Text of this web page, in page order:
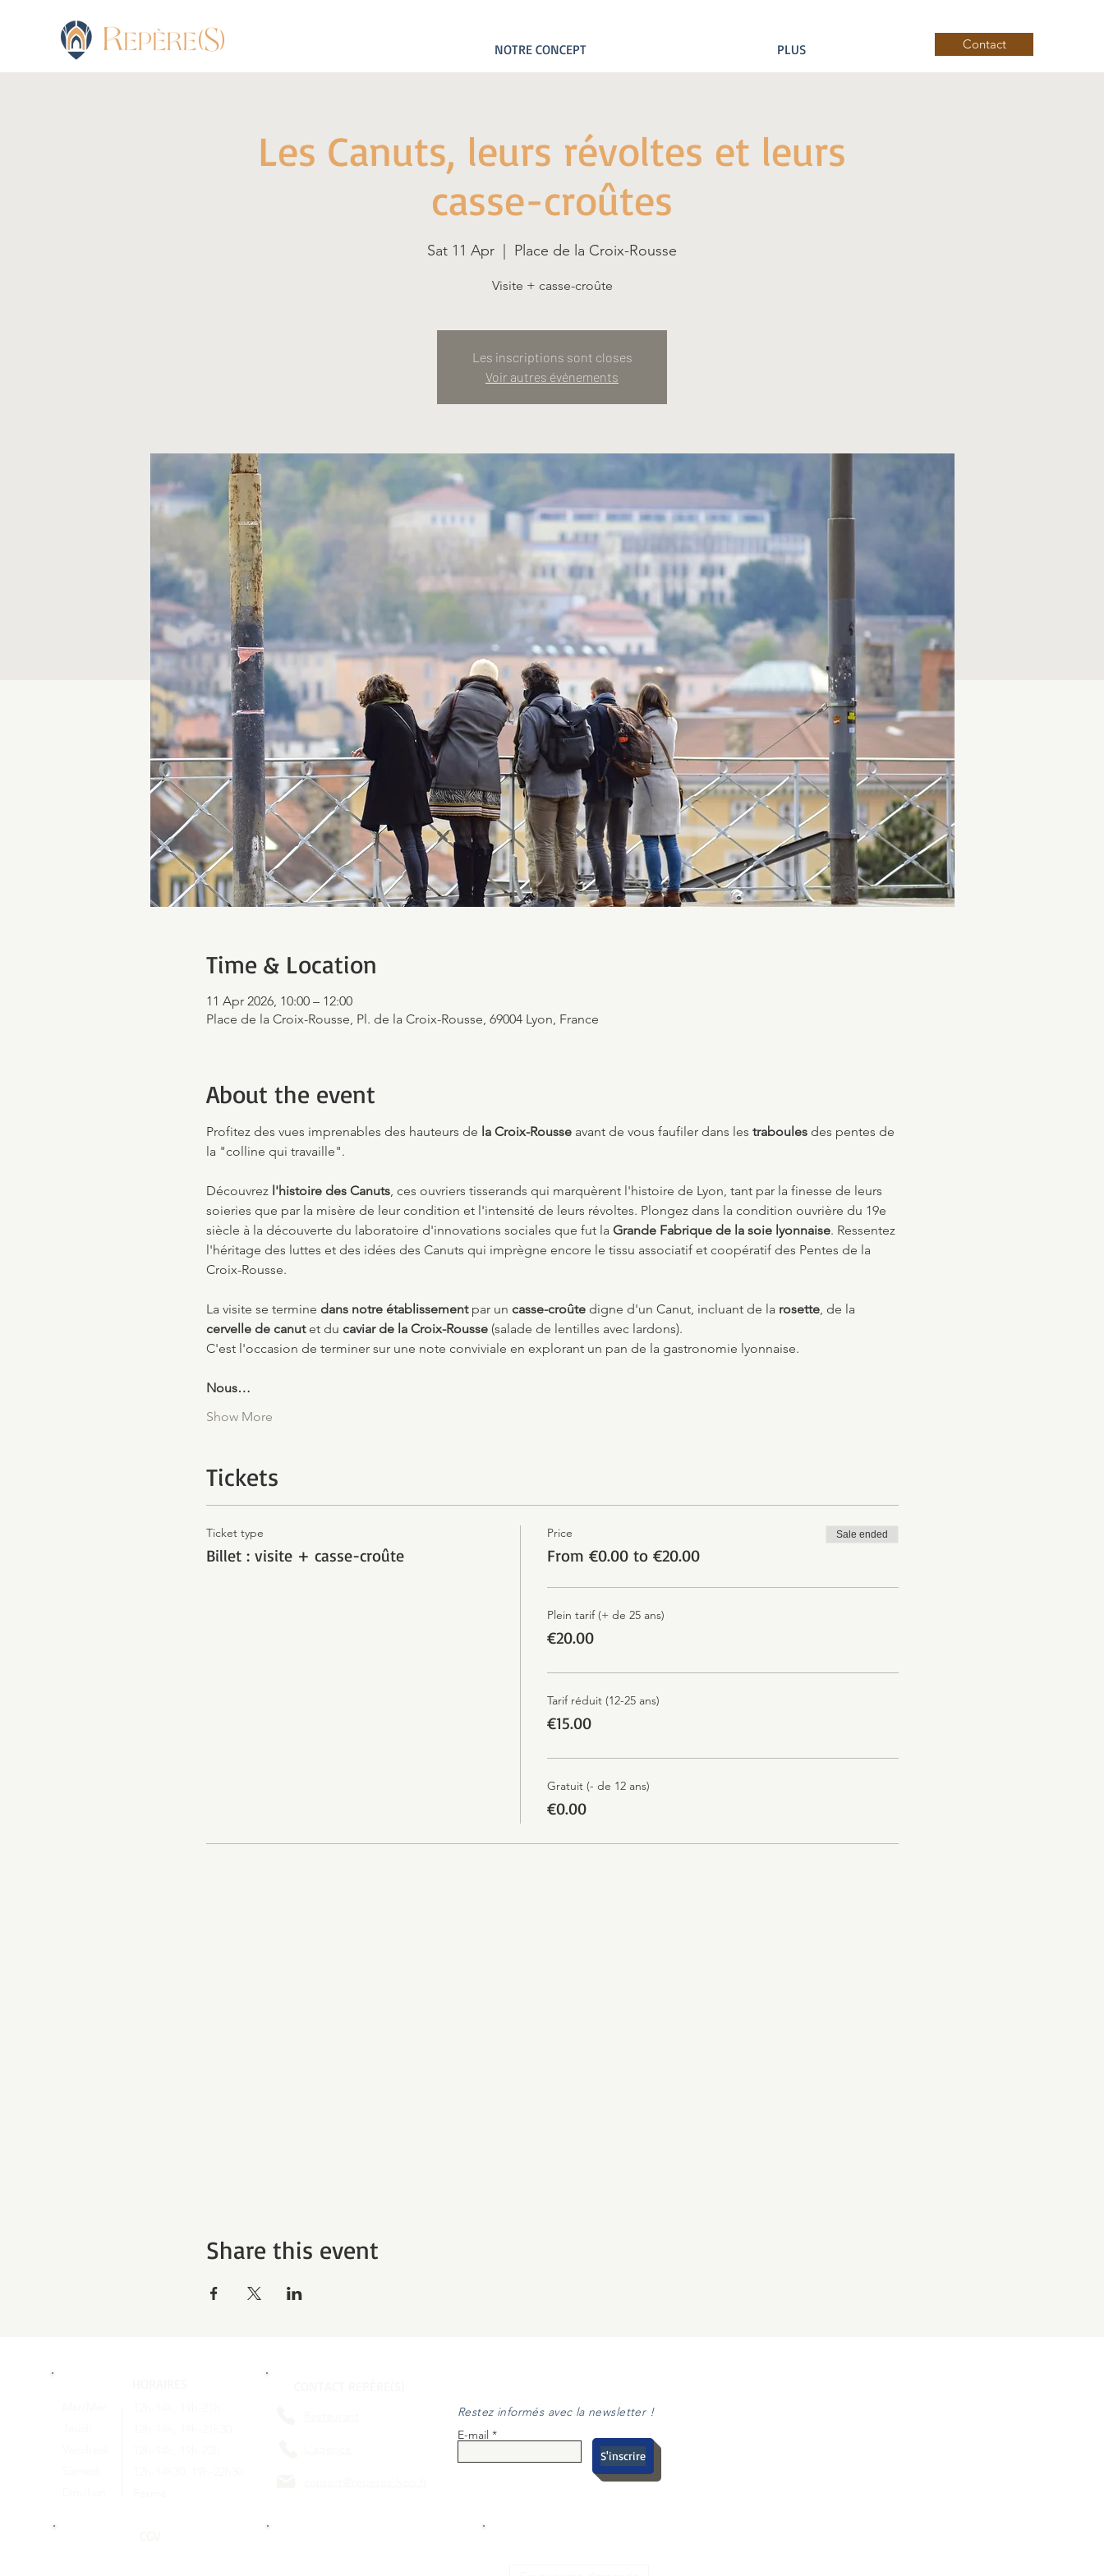
NOTRE CONCEPT PLUS Contact
Les Canuts, leurs révoltes et leurs
casse-croûtes
Sat 11 Apr Place de la Croix-Rousse
Visite + casse-croûte
Les inscriptions sont closes
Voir autres événements
Time & Location
11 Apr 2026, 10:00 – 12:00
Place de la Croix-Rousse, Pl. de la Croix-Rousse, 69004 Lyon, France
About the event
Profitez des vues imprenables des hauteurs de la Croix-Rousse avant de vous faufiler dans les traboules des pentes de
la "colline qui travaille".
Découvrez l'histoire des Canuts, ces ouvriers tisserands qui marquèrent l'histoire de Lyon, tant par la finesse de leurs
soieries que par la misère de leur condition et l'intensité de leurs révoltes. Plongez dans la condition ouvrière du 19e
siècle à la découverte du laboratoire d'innovations sociales que fut la Grande Fabrique de la soie lyonnaise. Ressentez
l'héritage des luttes et des idées des Canuts qui imprègne encore le tissu associatif et coopératif des Pentes de la
Croix-Rousse.
La visite se termine dans notre établissement par un casse-croûte digne d'un Canut, incluant de la rosette, de la
cervelle de canut et du caviar de la Croix-Rousse (salade de lentilles avec lardons).
C'est l'occasion de terminer sur une note conviviale en explorant un pan de la gastronomie lyonnaise.
Nous…
Show More
Tickets
Ticket type
Billet : visite + casse-croûte
Price
From €0.00 to €20.00
Sale ended
Plein tarif (+ de 25 ans)
€20.00
Tarif réduit (12-25 ans)
€15.00
Gratuit (- de 12 ans)
€0.00
Share this event
Restez informés avec la newsletter !
E-mail
S'inscrire